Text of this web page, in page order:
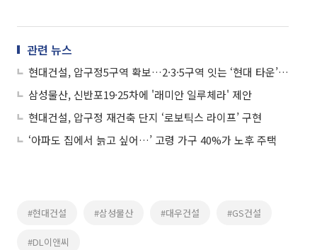
관련 뉴스
현대건설, 압구정5구역 확보…2·3·5구역 잇는 ‘현대 타운’ 현실화
삼성물산, 신반포19·25차에 '래미안 일루체라' 제안
현대건설, 압구정 재건축 단지 ‘로보틱스 라이프’ 구현
‘아파도 집에서 늙고 싶어…’ 고령 가구 40%가 노후 주택
#현대건설 #삼성물산 #대우건설 #GS건설
#DL이앤씨